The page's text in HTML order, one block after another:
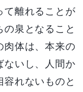
て離れることが
泉となること
肉体は、本来の
ないし、人間か
れないものと